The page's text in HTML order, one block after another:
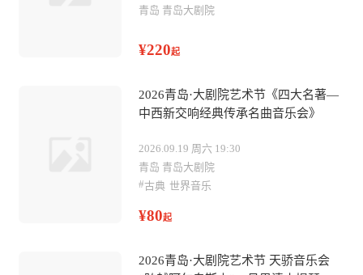
青岛 青岛大剧院
¥220起
2026青岛·大剧院艺术节《四大名著—
中西新交响经典传承名曲音乐会》
2026.09.19 周六 19:30
青岛 青岛大剧院
#古典 世界音乐
¥80起
2026青岛·大剧院艺术节 天骄音乐会